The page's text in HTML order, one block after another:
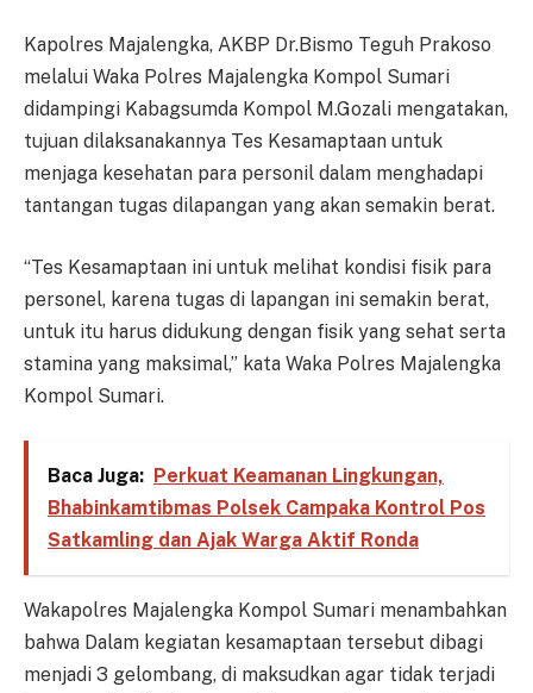
Kapolres Majalengka, AKBP Dr.Bismo Teguh Prakoso
melalui Waka Polres Majalengka Kompol Sumari
didampingi Kabagsumda Kompol M.Gozali mengatakan,
tujuan dilaksanakannya Tes Kesamaptaan untuk
menjaga kesehatan para personil dalam menghadapi
tantangan tugas dilapangan yang akan semakin berat.
“Tes Kesamaptaan ini untuk melihat kondisi fisik para
personel, karena tugas di lapangan ini semakin berat,
untuk itu harus didukung dengan fisik yang sehat serta
stamina yang maksimal,” kata Waka Polres Majalengka
Kompol Sumari.
Baca Juga: Perkuat Keamanan Lingkungan,
Bhabinkamtibmas Polsek Campaka Kontrol Pos
Satkamling dan Ajak Warga Aktif Ronda
Wakapolres Majalengka Kompol Sumari menambahkan
bahwa Dalam kegiatan kesamaptaan tersebut dibagi
menjadi 3 gelombang, di maksudkan agar tidak terjadi